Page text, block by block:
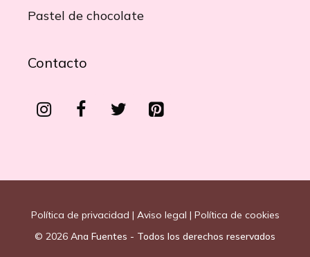
Pastel de chocolate
Contacto
Política de privacidad | Aviso legal | Política de cookies
© 2026 Ana Fuentes - Todos los derechos reservados